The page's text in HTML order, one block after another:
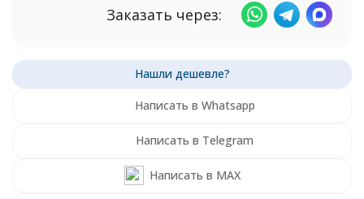
Заказать через:
Написать в Whatsapp
Написать в Telegram
Написать в MAX